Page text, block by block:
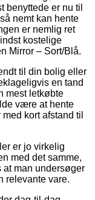
benyttede er nu til
nemt kan hente
er nemlig ret
kostelige
Mirror – Sort/Blå.
til din bolig eller
en tand
mest letkøbte
være at hente
kort afstand til
er jo virkelig
med det samme,
at man undersøger
relevante vare.